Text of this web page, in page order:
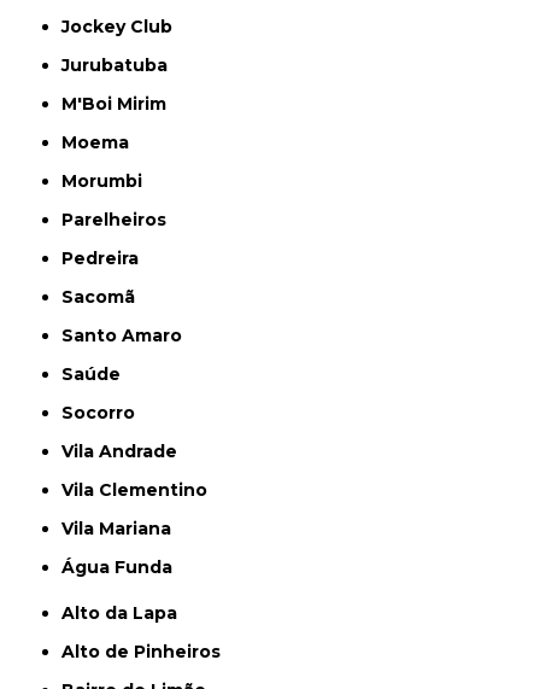
Jockey Club
Jurubatuba
M'Boi Mirim
Moema
Morumbi
Parelheiros
Pedreira
Sacomã
Santo Amaro
Saúde
Socorro
Vila Andrade
Vila Clementino
Vila Mariana
Água Funda
Alto da Lapa
Alto de Pinheiros